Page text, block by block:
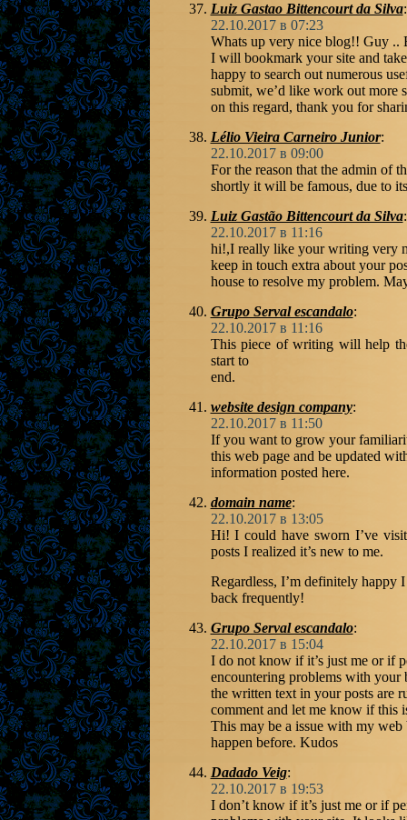
Luiz Gastao Bittencourt da Silva:
22.10.2017 в 07:23
Whats up very nice blog!! Guy ..
I will bookmark your site and take
happy to search out numerous
submit, we’d like work out more
on this regard, thank you for
Lélio Vieira Carneiro Junior:
22.10.2017 в 09:00
For the reason that the admin of
shortly it will be famous, due to
Luiz Gastão Bittencourt da Silva:
22.10.2017 в 11:16
hi!,I really like your writing very
keep in touch extra about your
house to resolve my problem.
Grupo Serval escandalo:
22.10.2017 в 11:16
This piece of writing will help
start to
end.
website design company:
22.10.2017 в 11:50
If you want to grow your
this web page and be updated
information posted here.
domain name:
22.10.2017 в 13:05
Hi! I could have sworn I’ve
posts I realized it’s new to me.
Regardless, I’m definitely happy
back frequently!
Grupo Serval escandalo:
22.10.2017 в 15:04
I do not know if it’s just me or if
encountering problems with your
the written text in your posts are
comment and let me know if this
This may be a issue with my web
happen before. Kudos
Dadado Veig:
22.10.2017 в 19:53
I don’t know if it’s just me or if